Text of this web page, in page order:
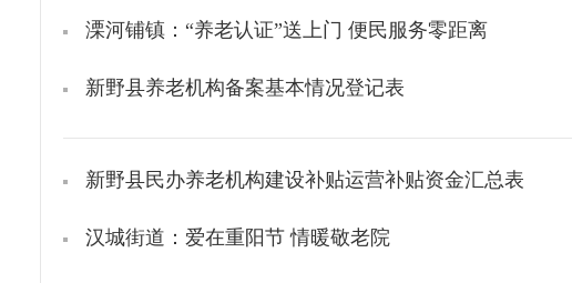
溧河铺镇：“养老认证”送上门 便民服务零距离
新野县养老机构备案基本情况登记表
新野县民办养老机构建设补贴运营补贴资金汇总表
汉城街道：爱在重阳节 情暖敬老院